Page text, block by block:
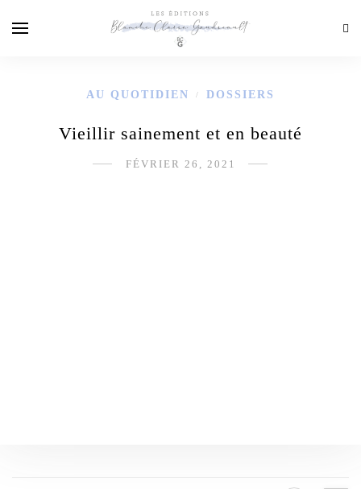
AU QUOTIDIEN / DOSSIERS
Vieillir sainement et en beauté
FÉVRIER 26, 2021